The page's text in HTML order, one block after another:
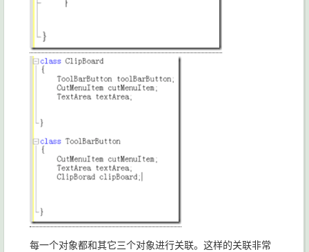
每一个对象都和其它三个对象进行关联。这样的关联非常